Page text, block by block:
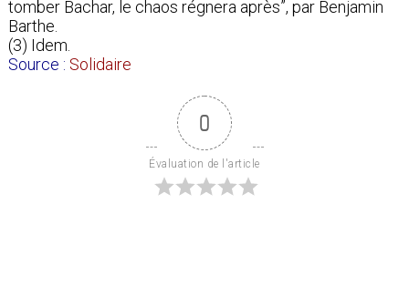
tomber Bachar, le chaos régnera après”, par Benjamin
Barthe.
(3) Idem.
Source : Solidaire
0
Évaluation de l'article